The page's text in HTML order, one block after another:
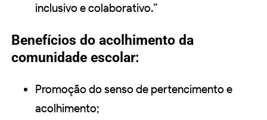
inclusivo e colaborativo.”
Benefícios do acolhimento da
comunidade escolar:
Promoção do senso de pertencimento e
acolhimento;